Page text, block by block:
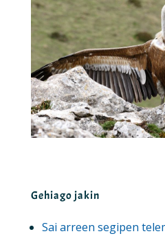
Gehiago jakin
Sai arreen segipen